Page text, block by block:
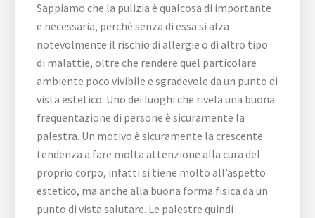
Sappiamo che la pulizia è qualcosa di importante
e necessaria, perché senza di essa si alza
notevolmente il rischio di allergie o di altro tipo
di malattie, oltre che rendere quel particolare
ambiente poco vivibile e sgradevole da un punto di
vista estetico. Uno dei luoghi che rivela una buona
frequentazione di persone è sicuramente la
palestra. Un motivo è sicuramente la crescente
tendenza a fare molta attenzione alla cura del
proprio corpo, infatti si tiene molto all’aspetto
estetico, ma anche alla buona forma fisica da un
punto di vista salutare. Le palestre quindi